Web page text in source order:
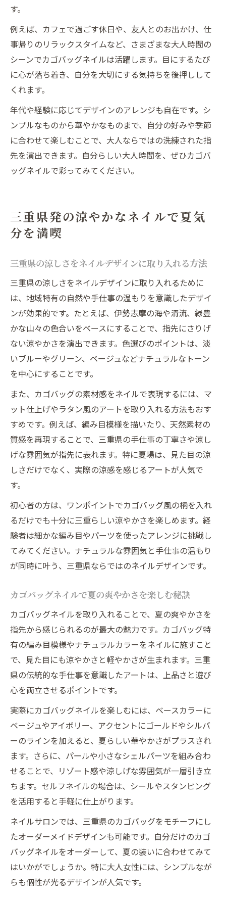
す。
例えば、カフェで過ごす休日や、友人とのお出かけ、仕
事帰りのリラックスタイムなど、さまざまな大人時間の
シーンでカゴバッグネイルは活躍します。目にするたび
に心が落ち着き、自分を大切にする気持ちを後押しして
くれます。
年代や経験に応じてデザインのアレンジも自在です。シ
ンプルなものから華やかなものまで、自分の好みや季節
に合わせて楽しむことで、大人ならではの洗練された指
先を演出できます。自分らしい大人時間を、ぜひカゴバ
ッグネイルで彩ってみてください。
三重県発の涼やかなネイルで夏気
分を満喫
三重県の涼しさをネイルデザインに取り入れる方法
三重県の涼しさをネイルデザインに取り入れるために
は、地域特有の自然や手仕事の温もりを意識したデザイ
ンが効果的です。たとえば、伊勢志摩の海や清流、緑豊
かな山々の色合いをベースにすることで、指先にさりげ
ない涼やかさを演出できます。色選びのポイントは、淡
いブルーやグリーン、ベージュなどナチュラルなトーン
を中心にすることです。
また、カゴバッグの素材感をネイルで表現するには、マ
ット仕上げやラタン風のアートを取り入れる方法もおす
すめです。例えば、編み目模様を描いたり、天然素材の
質感を再現することで、三重県の手仕事の丁寧さや涼し
げな雰囲気が指先に表れます。特に夏場は、見た目の涼
しさだけでなく、実際の涼感を感じるアートが人気で
す。
初心者の方は、ワンポイントでカゴバッグ風の柄を入れ
るだけでも十分に三重らしい涼やかさを楽しめます。経
験者は細かな編み目やパーツを使ったアレンジに挑戦し
てみてください。ナチュラルな雰囲気と手仕事の温もり
が同時に叶う、三重県ならではのネイルデザインです。
カゴバッグネイルで夏の爽やかさを楽しむ秘訣
カゴバッグネイルを取り入れることで、夏の爽やかさを
指先から感じられるのが最大の魅力です。カゴバッグ特
有の編み目模様やナチュラルカラーをネイルに施すこと
で、見た目にも涼やかさと軽やかさが生まれます。三重
県の伝統的な手仕事を意識したアートは、上品さと遊び
心を両立させるポイントです。
実際にカゴバッグネイルを楽しむには、ベースカラーに
ベージュやアイボリー、アクセントにゴールドやシルバ
ーのラインを加えると、夏らしい華やかさがプラスされ
ます。さらに、パールや小さなシェルパーツを組み合わ
せることで、リゾート感や涼しげな雰囲気が一層引き立
ちます。セルフネイルの場合は、シールやスタンピング
を活用すると手軽に仕上がります。
ネイルサロンでは、三重県のカゴバッグをモチーフにし
たオーダーメイドデザインも可能です。自分だけのカゴ
バッグネイルをオーダーして、夏の装いに合わせてみて
はいかがでしょうか。特に大人女性には、シンプルなが
らも個性が光るデザインが人気です。